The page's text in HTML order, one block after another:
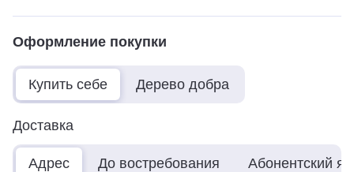
Оформление покупки
Купить себе Дерево добра
Доставка
Адрес До востребования Абонентский